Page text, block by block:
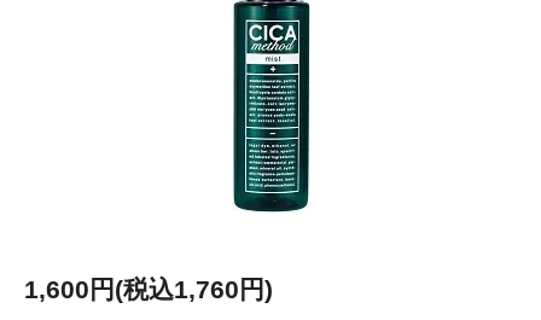
1,600円(税込1,760円)